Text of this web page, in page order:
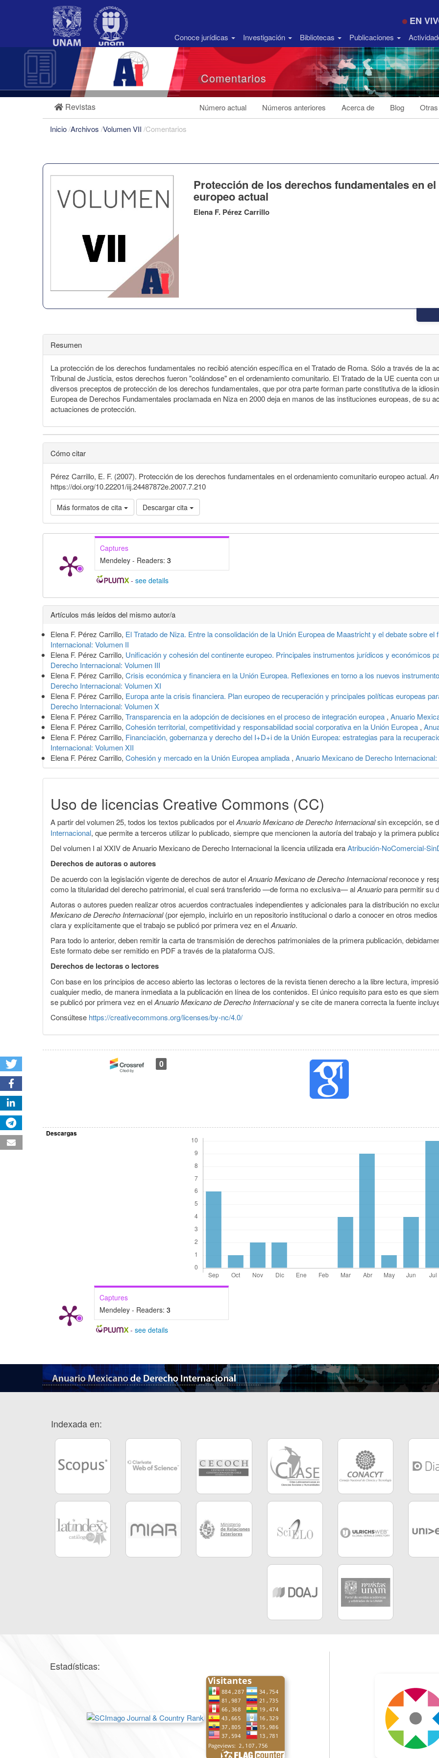
EN
Conoce jurídicas Investigación Bibliotecas Publicaciones
Comentarios
Revistas Número actual Números anteriores Acerca de Blog
Inicio/Archivos /Volumen VII /Comentarios
Protección de los derechos fundamentales en
europeo actual
Elena F. Pérez Carrillo
Resumen
La protección de los derechos fundamentales no recibió atención específica en el Tratado de Roma. Sólo a través de la
Tribunal de Justicia, estos derechos fueron "colándose" en el ordenamiento comunitario. El Tratado de la UE cuenta con
diversos preceptos de protección de los derechos fundamentales, que por otra parte forman parte constitutiva de la
Europea de Derechos Fundamentales proclamada en Niza en 2000 deja en manos de las instituciones europeas, de su
actuaciones de protección.
Cómo citar
Pérez Carrillo, E. F. (2007). Protección de los derechos fundamentales en el ordenamiento comunitario europeo actual.
https://doi.org/10.22201/iij.24487872e.2007.7.210
Más formatos de cita Descargar cita
Captures
Mendeley - Readers: 3
- see details
Detalles
del
artículo
Artículos más leídos del mismo autor/a
Elena F. Pérez Carrillo, El Tratado de Niza. Entre la consolidación de la Unión Europea de Maastricht y el debate sobre
Internacional: Volumen II
Elena F. Pérez Carrillo, Unificación y cohesión del continente europeo. Principales instrumentos jurídicos y económicos
Derecho Internacional: Volumen III
Elena F. Pérez Carrillo, Crisis económica y financiera en la Unión Europea. Reflexiones en torno a los nuevos
Derecho Internacional: Volumen XI
Elena F. Pérez Carrillo, Europa ante la crisis financiera. Plan europeo de recuperación y principales políticas europeas
Derecho Internacional: Volumen X
Elena F. Pérez Carrillo, Transparencia en la adopción de decisiones en el proceso de integración europea , Anuario
Elena F. Pérez Carrillo, Cohesión territorial, competitividad y responsabilidad social corporativa en la Unión Europea ,
Elena F. Pérez Carrillo, Financiación, gobernanza y derecho del I+D+i de la Unión Europea: estrategias para la
Internacional: Volumen XII
Elena F. Pérez Carrillo, Cohesión y mercado en la Unión Europea ampliada , Anuario Mexicano de Derecho
Uso de licencias Creative Commons (CC)
A partir del volumen 25, todos los textos publicados por elAnuario Mexicano de Derecho Internacionalsin excepción, se
Internacional, que permite a terceros utilizar lo publicado, siempre que mencionen la autoría del trabajo y la primera
Del volumen I al XXIV de Anuario Mexicano de Derecho Internacional la licencia utilizada eraAtribución-NoComercial-
Derechos de autoras o autores
De acuerdo con la legislación vigente de derechos de autor elAnuario Mexicano de Derecho Internacionalreconoce y
como la titularidad del derecho patrimonial, el cual será transferido —de forma no exclusiva— alAnuariopara permitir su
Autoras o autores pueden realizar otros acuerdos contractuales independientes y adicionales para la distribución no
Mexicano de Derecho Internacional(por ejemplo, incluirlo en un repositorio institucional o darlo a conocer en otros
clara y explícitamente que el trabajo se publicó por primera vez en elAnuario.
Para todo lo anterior, deben remitir la carta de transmisión de derechos patrimoniales de la primera publicación,
Este formato debe ser remitido en PDF a través de la plataforma OJS.
Derechos de lectoras o lectores
Con base en los principios de acceso abierto las lectoras o lectores de la revista tienen derecho a la libre lectura,
cualquier medio, de manera inmediata a la publicación en línea de los contenidos. El único requisito para esto es que
se publicó por primera vez en elAnuario Mexicano de Derecho Internacionaly se cite de manera correcta la fuente
Consúltese https://creativecommons.org/licenses/by-nc/4.0/
0
Descargas
Captures
Mendeley - Readers: 3
- see details
Indexada en:
Estadísticas: